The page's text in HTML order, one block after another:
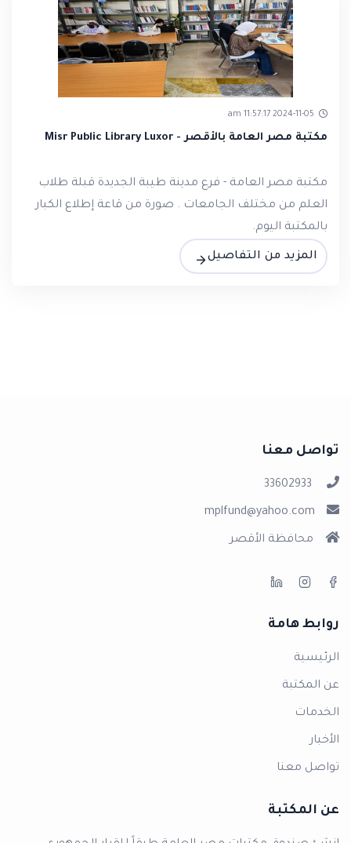
2024-11-05 11:57:17 am
مكتبة مصر العامة بالأقصر - Misr Public Library Luxor
مكتبة مصر العامة - فرع مدينة طيبة الجديدة قبلة طلاب
العلم من مختلف الجامعات . صورة من قاعة إطلاع الكبار
بالمكتبة اليوم.
المزيد من التفاصيل
تواصل معنا
33602933
mplfund@yahoo.com
محافظة الأقصر
روابط هامة
الرئيسية
عن المكتبة
الخدمات
الأخبار
تواصل معنا
عن المكتبة